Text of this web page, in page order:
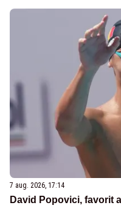
7 aug. 2026, 17:14
David Popovici, favorit